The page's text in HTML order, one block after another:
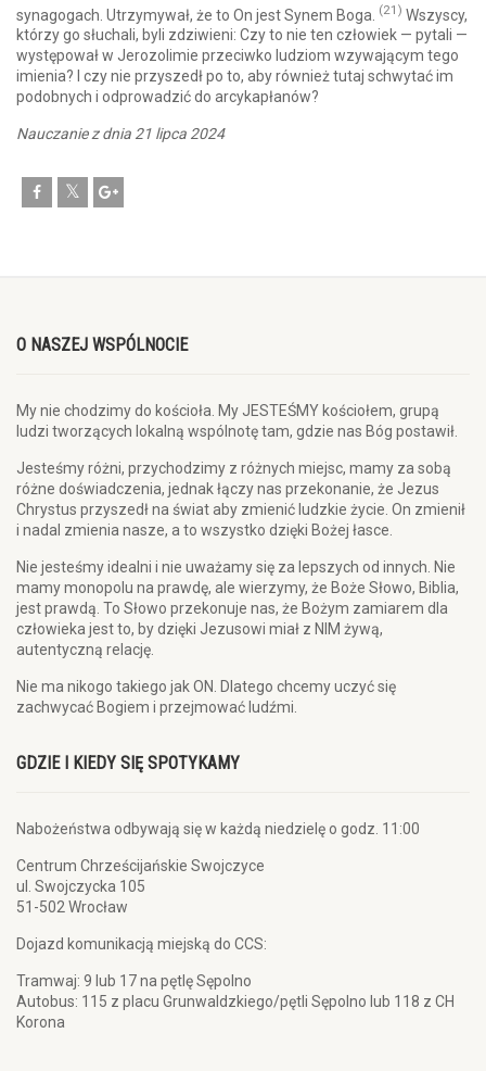
synagogach. Utrzymywał, że to On jest Synem Boga. (21) Wszyscy,
którzy go słuchali, byli zdziwieni: Czy to nie ten człowiek — pytali —
występował w Jerozolimie przeciwko ludziom wzywającym tego
imienia? I czy nie przyszedł po to, aby również tutaj schwytać im
podobnych i odprowadzić do arcykapłanów?
Nauczanie z dnia 21 lipca 2024
O NASZEJ WSPÓLNOCIE
My nie chodzimy do kościoła. My JESTEŚMY kościołem, grupą
ludzi tworzących lokalną wspólnotę tam, gdzie nas Bóg postawił.
Jesteśmy różni, przychodzimy z różnych miejsc, mamy za sobą
różne doświadczenia, jednak łączy nas przekonanie, że Jezus
Chrystus przyszedł na świat aby zmienić ludzkie życie. On zmienił
i nadal zmienia nasze, a to wszystko dzięki Bożej łasce.
Nie jesteśmy idealni i nie uważamy się za lepszych od innych. Nie
mamy monopolu na prawdę, ale wierzymy, że Boże Słowo, Biblia,
jest prawdą. To Słowo przekonuje nas, że Bożym zamiarem dla
człowieka jest to, by dzięki Jezusowi miał z NIM żywą,
autentyczną relację.
Nie ma nikogo takiego jak ON. Dlatego chcemy uczyć się
zachwycać Bogiem i przejmować ludźmi.
GDZIE I KIEDY SIĘ SPOTYKAMY
Nabożeństwa odbywają się w każdą niedzielę o godz. 11:00
Centrum Chrześcijańskie Swojczyce
ul. Swojczycka 105
51-502 Wrocław
Dojazd komunikacją miejską do CCS:
Tramwaj: 9 lub 17 na pętlę Sępolno
Autobus: 115 z placu Grunwaldzkiego/pętli Sępolno lub 118 z CH
Korona